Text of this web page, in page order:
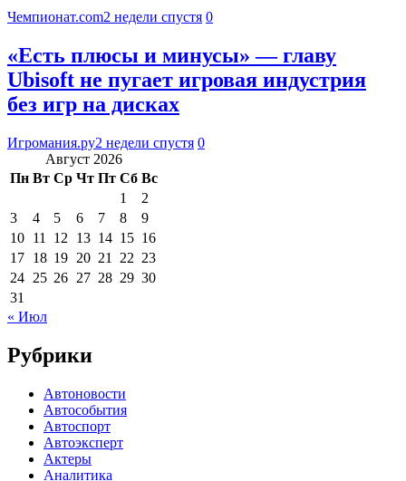
Чемпионат.com2 недели спустя 0
«Есть плюсы и минусы» — главу
Ubisoft не пугает игровая индустрия
без игр на дисках
Игромания.ру2 недели спустя 0
Август 2026
Пн Вт Ср Чт Пт Сб Вс
1
2
3
4 5 6 7 8
9
10 11 12 13 14 15 16
17 18 19 20 21 22 23
24 25 26 27 28 29 30
31
« Июл
Рубрики
Автоновости
Автособытия
Автоспорт
Автоэксперт
Актеры
Аналитика